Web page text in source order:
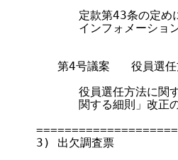
定款第43条の定め
インフォメーショ
第4号議案   役員選任
役員選任方法に関
関する細則」改正の
3) 出欠調査票